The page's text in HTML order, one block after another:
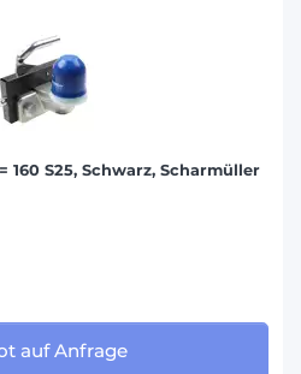
160 S25, Schwarz, Scharmüller
auf Anfrage